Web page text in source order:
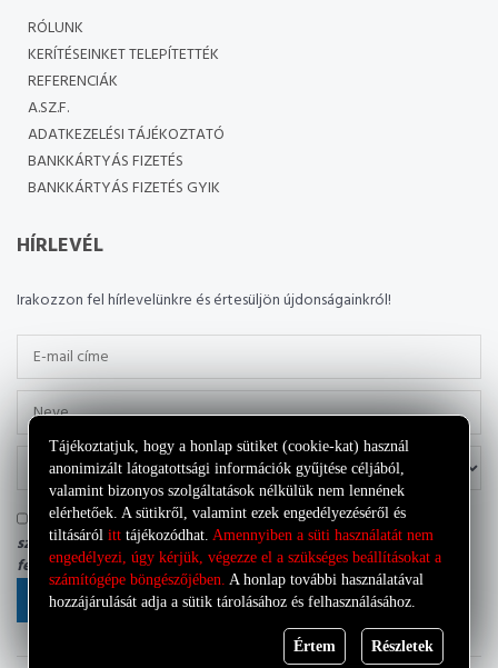
RÓLUNK
KERÍTÉSEINKET TELEPÍTETTÉK
REFERENCIÁK
A.SZ.F.
ADATKEZELÉSI TÁJÉKOZTATÓ
BANKKÁRTYÁS FIZETÉS
BANKKÁRTYÁS FIZETÉS GYIK
HÍRLEVÉL
Irakozzon fel hírlevelünkre és értesüljön újdonságainkról!
Tudomásul veszem, hogy az adatkezelő a most megadott
személyes adataimat a sajátAdatkezelési tájékoztatójának
feltételei szerint kezelheti.
FELIRATKOZÁS
Tájékoztatjuk, hogy a honlap sütiket (cookie-kat) használ
anonimizált látogatottsági információk gyűjtése céljából,
valamint bizonyos szolgáltatások nélkülük nem lennének
elérhetőek. A sütikről, valamint ezek engedélyezéséről és
tiltásáról itt tájékozódhat. Amennyiben a süti használatát nem
engedélyezi, úgy kérjük, végezze el a szükséges beállításokat a
számítógépe böngészőjében. A honlap további használatával
hozzájárulását adja a sütik tárolásához és felhasználásához.
Értem Részletek